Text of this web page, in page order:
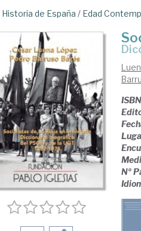
Historia de España / Edad
Nº